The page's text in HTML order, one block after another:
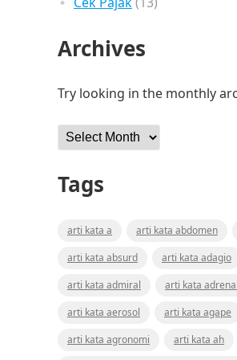
Archives
Try looking in the monthly
Archives
Tags
arti kata a arti kata abdomen
arti kata absurd
arti kata adagio
arti kata admiral
arti kata adrenal
arti kata aerosol
arti kata agape
arti kata agronomi
arti kata ah